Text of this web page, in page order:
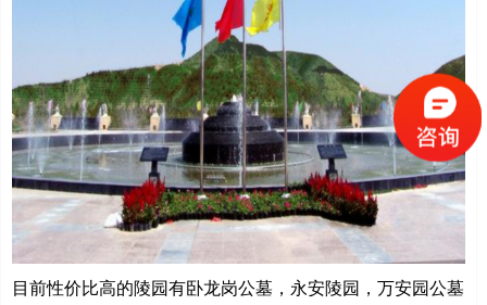
目前性价比高的陵园有卧龙岗公墓，永安陵园，万安园公墓